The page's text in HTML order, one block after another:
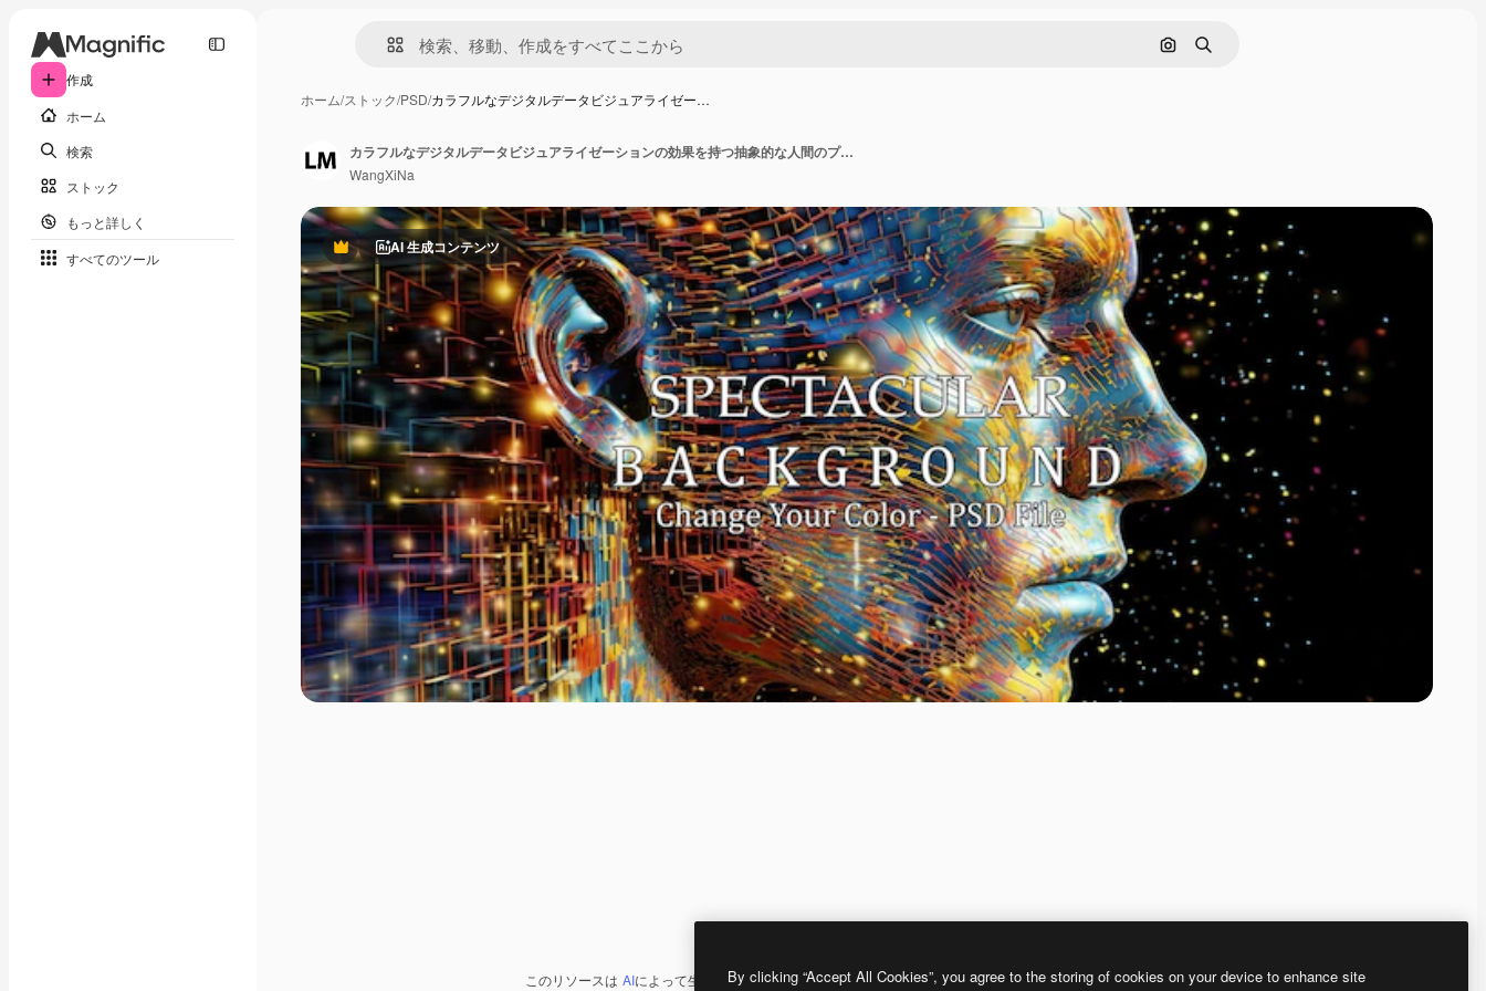
作成
ホーム
検索
ストック
もっと詳しく
すべてのツール
画像で検索
検索
ホーム/ストック/PSD/カラフルなデジタルデータビジュアライゼー…
PremiumAI 生成コンテンツ
このリソースは AIによって生成されたものです。 AI画像生成ツールを使うと、あなた独自の画像を作成できます。
カラフルなデジタルデータビジュアライゼーションの効果を持つ抽象的な人間のプロフィール
WangXiNa
By clicking “Accept All Cookies”, you agree to the storing of cookies on your device to enhance site